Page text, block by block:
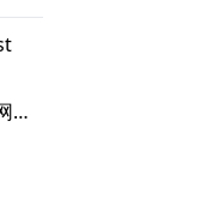
Nginx+Frp+Docker实现HTTPS内网穿透